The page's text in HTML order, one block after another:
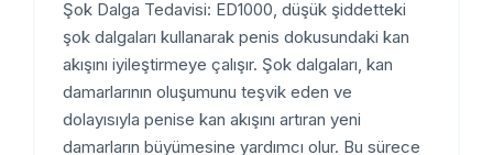
Şok Dalga Tedavisi: ED1000, düşük şiddetteki
şok dalgaları kullanarak penis dokusundaki kan
akışını iyileştirmeye çalışır. Şok dalgaları, kan
damarlarının oluşumunu teşvik eden ve
dolayısıyla penise kan akışını artıran yeni
damarların büyümesine yardımcı olur. Bu sürece